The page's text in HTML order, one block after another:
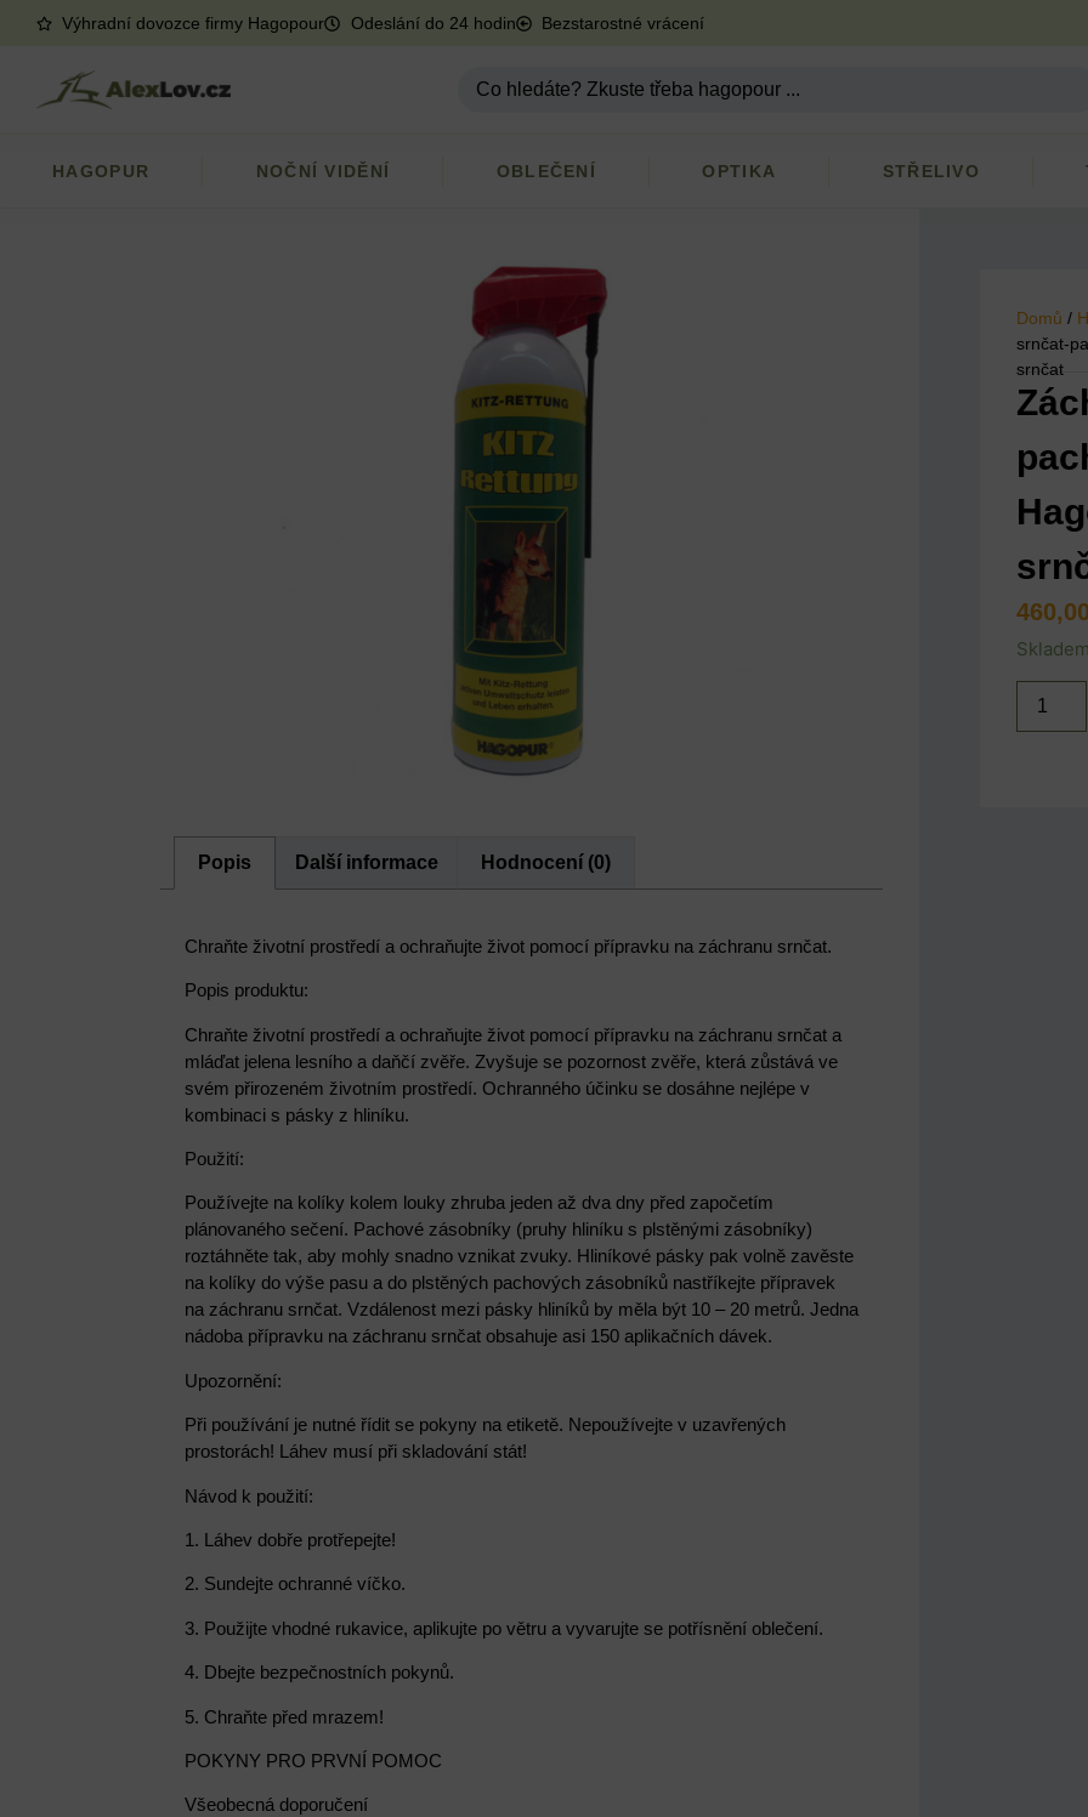
Výhradní dovozce firmy Hagopour Odeslání do 24 hodin Bezstarostné vrácení
HAGOPUR NOČNÍ VIDĚNÍ OBLEČENÍ OPTIKA STŘELIVO
Popis Další informace Hodnocení (0)
Chraňte životní prostředí a ochraňujte život pomocí přípravku na záchranu srnčat.
Popis produktu:
Chraňte životní prostředí a ochraňujte život pomocí přípravku na záchranu srnčat a
mláďat jelena lesního a daňčí zvěře. Zvyšuje se pozornost zvěře, která zůstává ve
svém přirozeném životním prostředí. Ochranného účinku se dosáhne nejlépe v
kombinaci s pásky z hliníku.
Použití:
Používejte na kolíky kolem louky zhruba jeden až dva dny před započetím
plánovaného sečení. Pachové zásobníky (pruhy hliníku s plstěnými zásobníky)
roztáhněte tak, aby mohly snadno vznikat zvuky. Hliníkové pásky pak volně zavěste
na kolíky do výše pasu a do plstěných pachových zásobníků nastříkejte přípravek
na záchranu srnčat. Vzdálenost mezi pásky hliníků by měla být 10 – 20 metrů. Jedna
nádoba přípravku na záchranu srnčat obsahuje asi 150 aplikačních dávek.
Upozornění:
Při používání je nutné řídit se pokyny na etiketě. Nepoužívejte v uzavřených
prostorách! Láhev musí při skladování stát!
Návod k použití:
1. Láhev dobře protřepejte!
2. Sundejte ochranné víčko.
3. Použijte vhodné rukavice, aplikujte po větru a vyvarujte se potřísnění oblečení.
4. Dbejte bezpečnostních pokynů.
5. Chraňte před mrazem!
POKYNY PRO PRVNÍ POMOC
Všeobecná doporučení
Domů /
srnčat-
srnčat